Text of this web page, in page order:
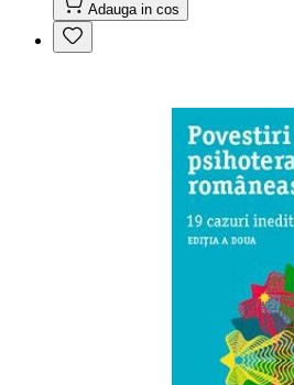
Adauga in cos